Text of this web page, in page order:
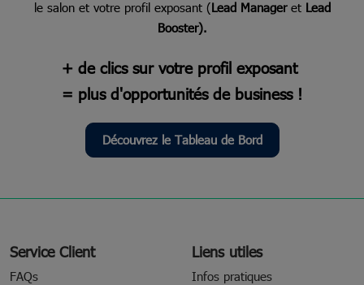
le salon et votre profil exposant (Lead Manager et Lead
Booster).
+ de clics sur votre profil exposant
= plus d'opportunités de business !
Découvrez le Tableau de Bord
Service Client
FAQs
Liens utiles
Infos pratiques